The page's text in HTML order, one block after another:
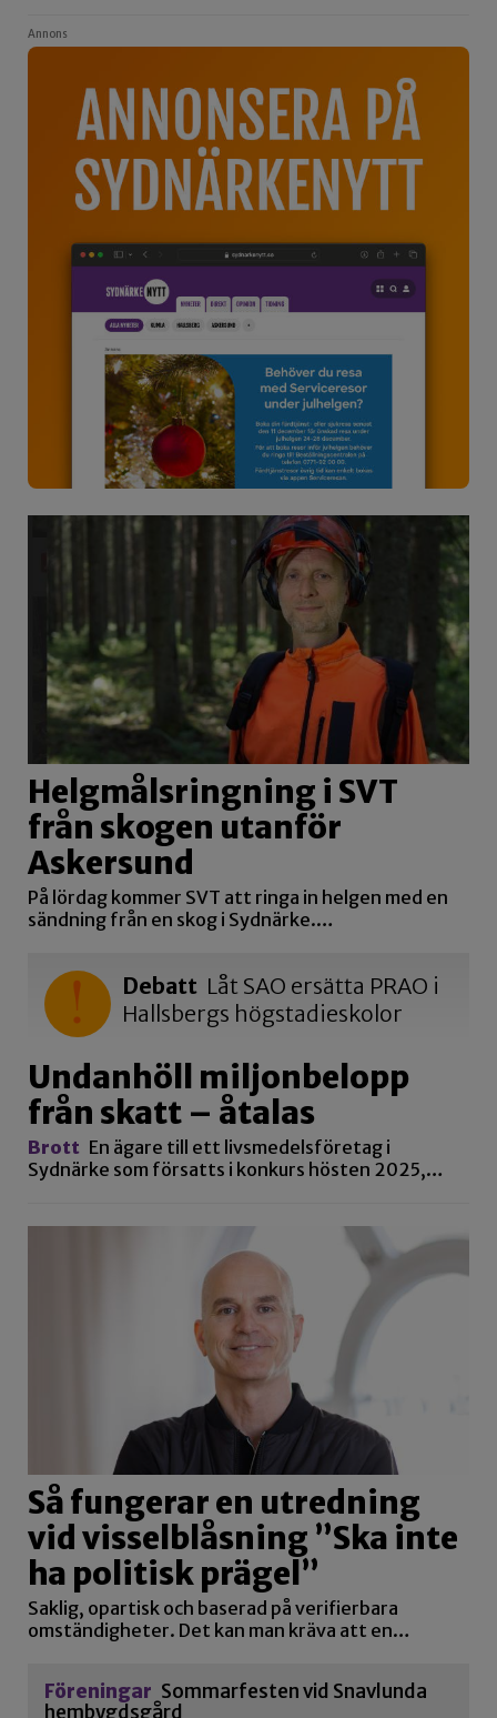
Annons
Helgmålsringning i SVT
från skogen utanför
Askersund
På lördag kommer SVT att ringa in helgen med en
sändning från en skog i Sydnärke.…
Debatt Låt SAO ersätta PRAO i
Hallsbergs högstadieskolor
Undanhöll miljonbelopp
från skatt – åtalas
Brott En ägare till ett livsmedelsföretag i
Sydnärke som försatts i konkurs hösten 2025,…
Så fungerar en utredning
vid visselblåsning ”Ska inte
ha politisk prägel”
Saklig, opartisk och baserad på verifierbara
omständigheter. Det kan man kräva att en…
Föreningar Sommarfesten vid Snavlunda
hembygdsgård